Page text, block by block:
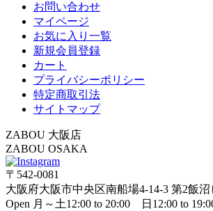
お問い合わせ
マイページ
お気に入り一覧
新規会員登録
カート
プライバシーポリシー
特定商取引法
サイトマップ
ZABOU 大阪店
ZABOU OSAKA
〒542-0081
大阪府大阪市中央区南船場4-14-3 第2飯沼
Open 月～土12:00 to 20:00 日12:00 to